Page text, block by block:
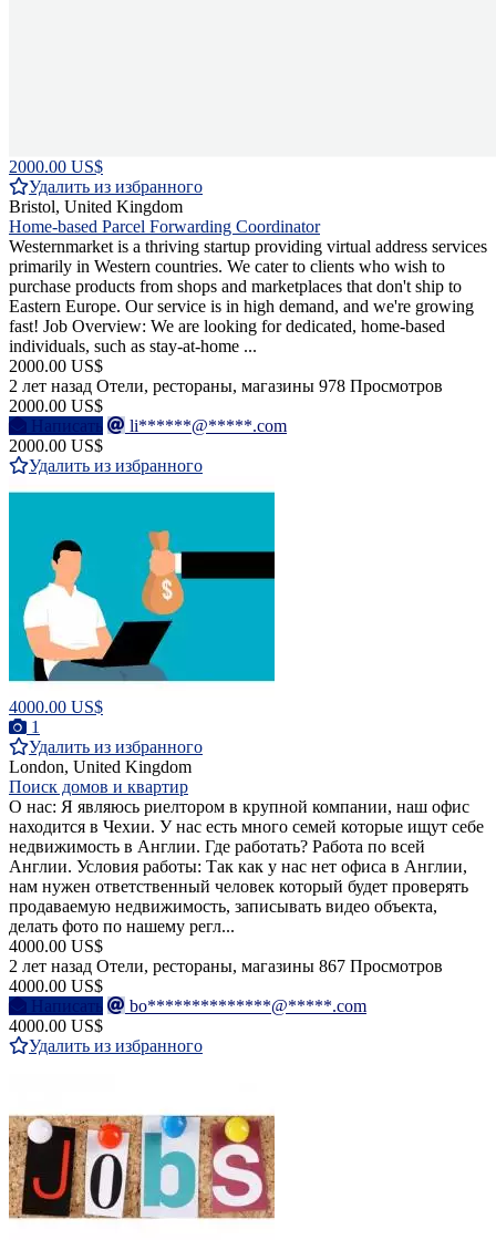
2000.00 US$
Удалить из избранного
Bristol, United Kingdom
Home-based Parcel Forwarding Coordinator
Westernmarket is a thriving startup providing virtual address services
primarily in Western countries. We cater to clients who wish to
purchase products from shops and marketplaces that don't ship to
Eastern Europe. Our service is in high demand, and we're growing
fast! Job Overview: We are looking for dedicated, home-based
individuals, such as stay-at-home ...
2000.00 US$
2 лет назад Отели, рестораны, магазины 978 Просмотров
2000.00 US$
Написать
li******@*****.com
2000.00 US$
Удалить из избранного
4000.00 US$
1
Удалить из избранного
London, United Kingdom
Поиск домов и квартир
О нас: Я являюсь риелтором в крупной компании, наш офис
находится в Чехии. У нас есть много семей которые ищут себе
недвижимость в Англии. Где работать? Работа по всей
Англии. Условия работы: Так как у нас нет офиса в Англии,
нам нужен ответственный человек который будет проверять
продаваемую недвижимость, записывать видео объекта,
делать фото по нашему регл...
4000.00 US$
2 лет назад Отели, рестораны, магазины 867 Просмотров
4000.00 US$
Написать
bo**************@*****.com
4000.00 US$
Удалить из избранного